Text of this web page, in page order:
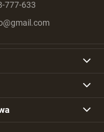
777-633